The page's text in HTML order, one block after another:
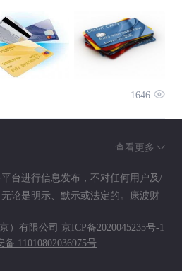
费购物，信用卡用户可以通
效日期以及信用卡安全码即
1646
查看更多
台进行信息发布，不对任何用户及/
论是明示、默示或法定的。康波财
预期收益不代表实际收益），不作
何邀约、投资建议或承诺，用户应
）有限公司 京ICP备2020045235号-1
备 11010802036975号